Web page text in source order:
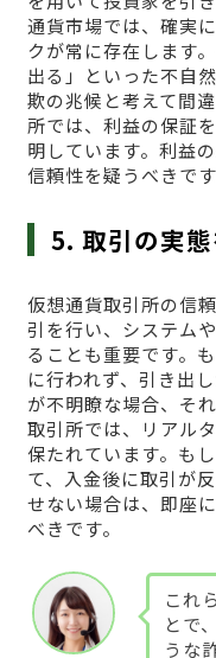
通貨市場では、確実
クが常に存在します
出る」といった不自
欺の兆候と考えて間
所では、利益の保証
明しています。利益
信頼性を疑うべきです
5. 取引の実
仮想通貨取引所の信
引を行い、システム
ることも重要です。
に行われず、引き出
が不明瞭な場合、そ
取引所では、リアル
保たれています。も
て、入金後に取引が
せない場合は、即座
べきです。
これ
とで
うな